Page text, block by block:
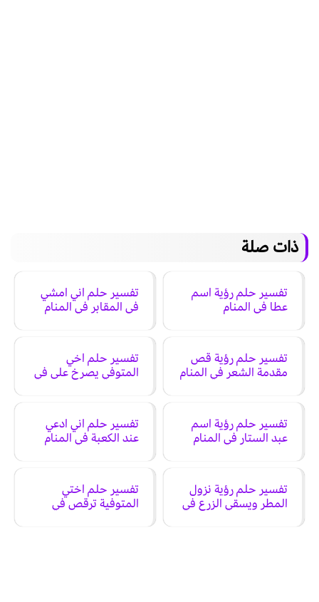
ذات صلة
تفسير حلم رؤية اسم
عطا في المنام
تفسير حلم اني امشي
في المقابر في المنام
تفسير حلم رؤية قص
مقدمة الشعر في المنام
تفسير حلم اخي
المتوفي يصرخ على في
تفسير حلم رؤية اسم
عبد الستار في المنام
تفسير حلم اني ادعي
عند الكعبة في المنام
تفسير حلم رؤية نزول
المطر ويسقي الزرع في
تفسير حلم اختي
المتوفية ترقص في